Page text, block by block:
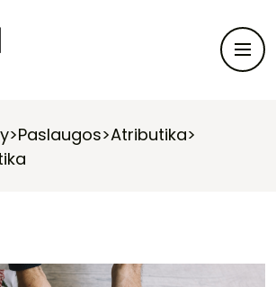
>Paslaugos>Atributika>